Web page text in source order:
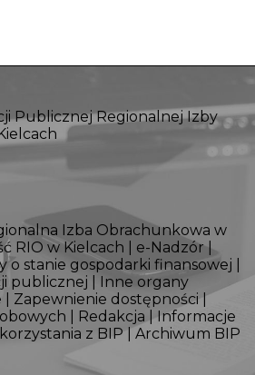
Publicznej Regionalnej Izby
Izba Obrachunkowa w
RIO w Kielcach e-Nadzór|
o stanie gospodarki finansowej
publicznej
Inne organy
Zapewnienie dostępności|
Redakcja |Informacje
z BIP
Archiwum BIP